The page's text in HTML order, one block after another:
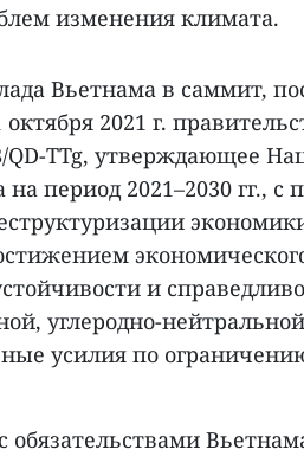
изменения климата.
Вьетнама в саммит,
2021 г.
TTg, утверждающее
на период 2021–2030 гг.,
и
углеродно-
усилия по
обязательствами